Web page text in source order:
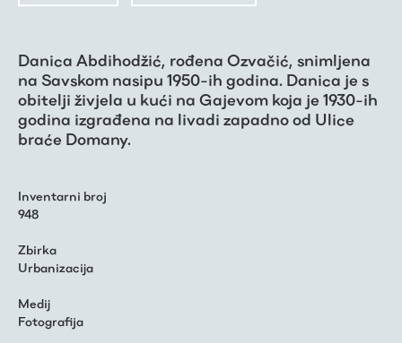
Danica Abdihodžić, rođena Ozvačić, snimljena
na Savskom nasipu 1950-ih godina. Danica je s
obitelji živjela u kući na Gajevom koja je 1930-ih
godina izgrađena na livadi zapadno od Ulice
braće Domany.
Inventarni broj
948
Zbirka
Urbanizacija
Medij
Fotografija